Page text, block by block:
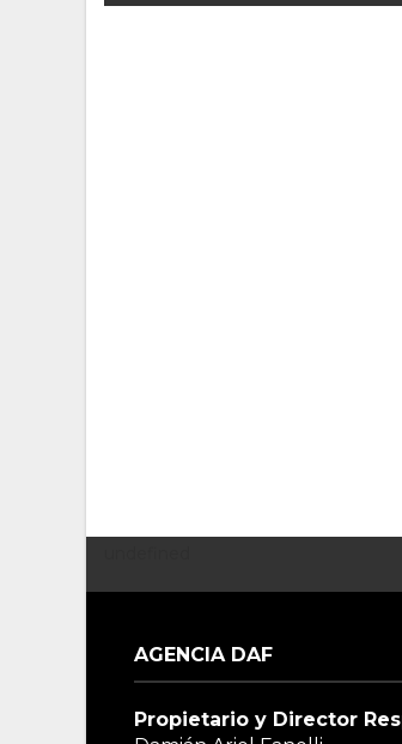
AGENCIA DAF
Propietario y Director